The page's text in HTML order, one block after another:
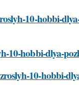
10-hobbi-
10-hobbi-dlya-
10-hobbi-